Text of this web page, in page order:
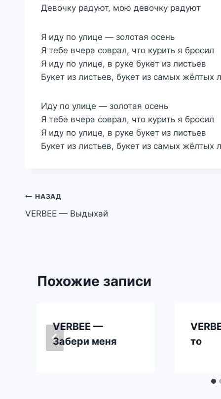
Девочку радуют, мою девочку радуют
Я иду по улице — золотая осень
Я тебе вчера соврал, что курить я бросил
Я иду по улице, в руке букет из листьев
Букет из листьев, букет из самых жёлтых
Иду по улице — золотая осень
Я тебе вчера соврал, что курить я бросил
Я иду по улице, в руке букет из листьев
Букет из листьев, букет из самых жёлтых
Навигация
по
НАЗАД
VERBEE — Выдыхай
Похожие записи
VERBEE —
Забери меня
то